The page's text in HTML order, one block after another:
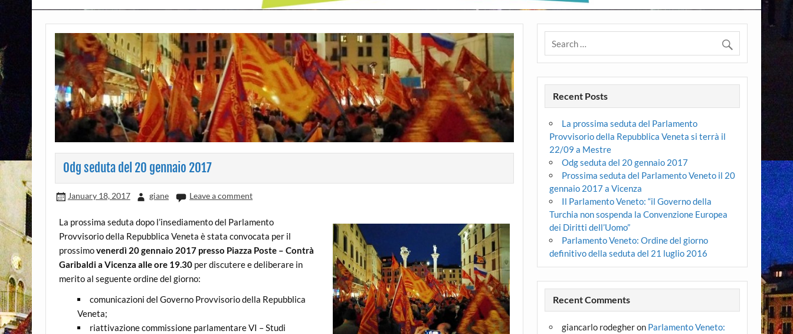
Odg seduta del 20 gennaio 2017
January 18, 2017 giane Leave a comment
La prossima seduta dopo l’insediamento del Parlamento
Provvisorio della Repubblica Veneta è stata convocata per il
prossimovenerdì 20 gennaio 2017 presso Piazza Poste – Contrà
Garibaldi a Vicenza alle ore 19.30 per discutere e deliberare in
merito al seguente ordine del giorno:
comunicazioni del Governo Provvisorio della Repubblica
Veneta;
riattivazione commissione parlamentare VI – Studi
Recent Posts
La prossima seduta del Parlamento
Provvisorio della Repubblica Veneta si terrà il
22/09 a Mestre
Odg seduta del 20 gennaio 2017
Prossima seduta del Parlamento Veneto il 20
gennaio 2017 a Vicenza
Il Parlamento Veneto: “il Governo della
Turchia non sospenda la Convenzione Europea
dei Diritti dell’Uomo”
Parlamento Veneto: Ordine del giorno
definitivo della seduta del 21 luglio 2016
Recent Comments
giancarlo rodegheron Parlamento Veneto: